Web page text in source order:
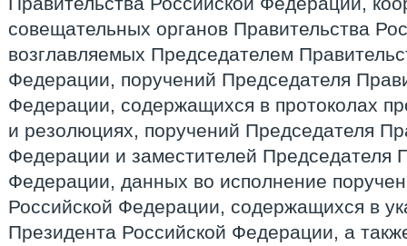
совещательных органов Правительства
возглавляемых Председателем
Федерации, поручений Председателя
Федерации, содержащихся в протоколах
и резолюциях, поручений Председателя
Федерации и заместителей Председателя
Федерации, данных во исполнение
Российской Федерации, содержащихся в
Президента Российской Федерации, а